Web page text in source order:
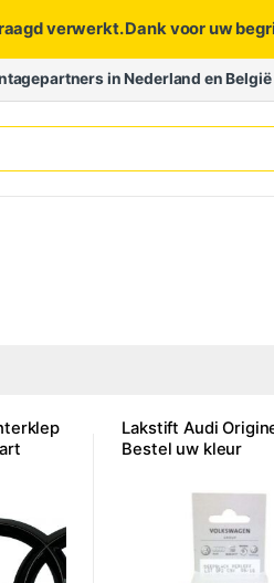
verwerkt. Dank voor uw
in Nederland en België
Lakstift Audi
Bestel uw kleur